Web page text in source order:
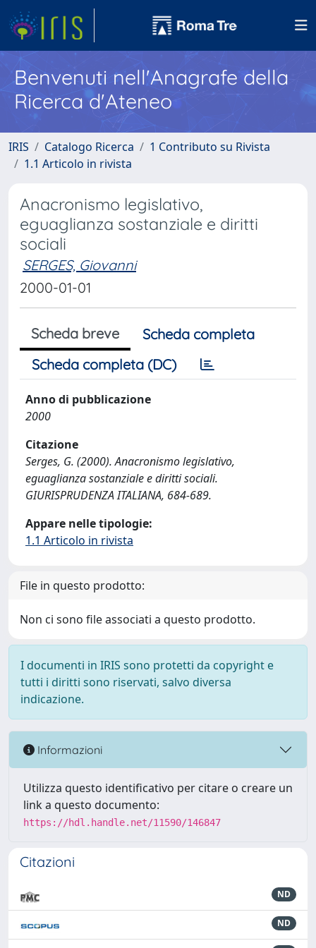
Benvenuti nell'Anagrafe della
Ricerca d'Ateneo
IRIS Catalogo Ricerca
1 Contributo su Rivista
1.1 Articolo in rivista
Anacronismo legislativo,
eguaglianza sostanziale e diritti
sociali
SERGES, Giovanni
2000-01-01
Scheda breve
Scheda completa
Scheda completa (DC)
Anno di pubblicazione
2000
Citazione
Serges, G. (2000). Anacronismo legislativo,
eguaglianza sostanziale e diritti sociali.
GIURISPRUDENZA ITALIANA, 684-689.
Appare nelle tipologie:
1.1 Articolo in rivista
File in questo prodotto:
Non ci sono file associati a questo prodotto.
I documenti in IRIS sono protetti da copyright e
tutti i diritti sono riservati, salvo diversa
indicazione.
Informazioni
Utilizza questo identificativo per citare o creare un
link a questo documento:
https://hdl.handle.net/11590/146847
Citazioni
ND
ND